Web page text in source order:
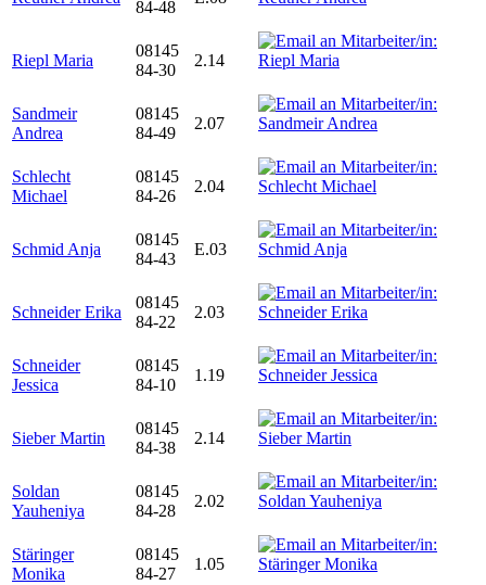
84-48
Riepl Maria
08145
84-30
2.14
Sandmeir
Andrea
08145
84-49
2.07
Schlecht
Michael
08145
84-26
2.04
Schmid Anja
08145
84-43
E.03
Schneider Erika
08145
84-22
2.03
Schneider
Jessica
08145
84-10
1.19
Sieber Martin
08145
84-38
2.14
Soldan
Yauheniya
08145
84-28
2.02
Stäringer
Monika
08145
84-27
1.05